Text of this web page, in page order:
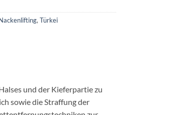
,Türkei
und der Kieferpartie zu
sowie die Straffung der